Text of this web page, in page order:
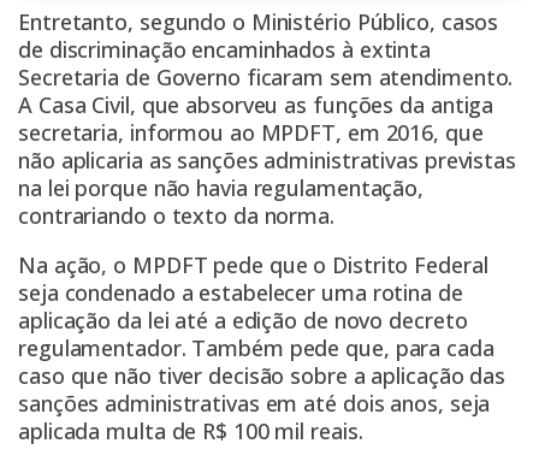
Entretanto, segundo o Ministério Público, casos
de discriminação encaminhados à extinta
Secretaria de Governo ficaram sem atendimento.
A Casa Civil, que absorveu as funções da antiga
secretaria, informou ao MPDFT, em 2016, que
não aplicaria as sanções administrativas previstas
na lei porque não havia regulamentação,
contrariando o texto da norma.
Na ação, o MPDFT pede que o Distrito Federal
seja condenado a estabelecer uma rotina de
aplicação da lei até a edição de novo decreto
regulamentador. Também pede que, para cada
caso que não tiver decisão sobre a aplicação das
sanções administrativas em até dois anos, seja
aplicada multa de R$ 100 mil reais.